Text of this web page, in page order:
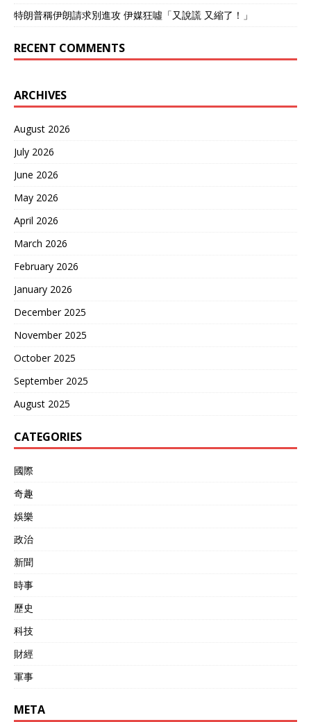
特朗普稱伊朗請求別進攻 伊媒狂噓「又說謊 又縮了！」
RECENT COMMENTS
ARCHIVES
August 2026
July 2026
June 2026
May 2026
April 2026
March 2026
February 2026
January 2026
December 2025
November 2025
October 2025
September 2025
August 2025
CATEGORIES
國際
奇趣
娛樂
政治
新聞
時事
歷史
科技
財經
軍事
META